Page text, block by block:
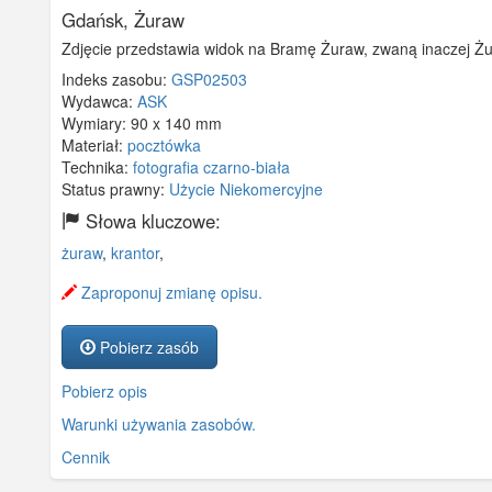
Gdańsk, Żuraw
Zdjęcie przedstawia widok na Bramę Żuraw, zwaną inaczej
Indeks zasobu: GSP02503
Wydawca: ASK
Wymiary: 90 x 140 mm
Materiał: pocztówka
Technika: fotografia czarno-biała
Status prawny: Użycie Niekomercyjne
Słowa kluczowe:
żuraw, krantor,
Zaproponuj zmianę opisu.
Pobierz zasób
Pobierz opis
Warunki używania zasobów.
Cennik